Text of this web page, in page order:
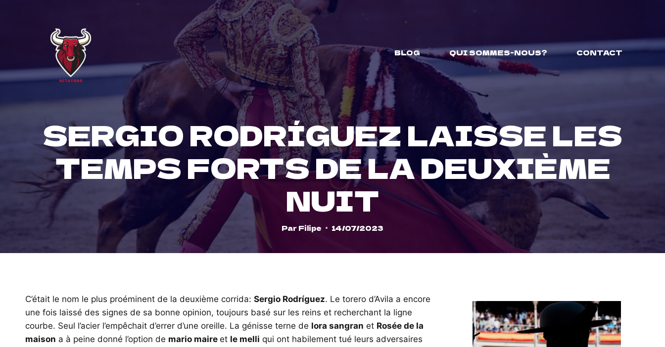
BLOG
QUI SOMMES-NOUS? CONTACT
SERGIO RODRÍGUEZ LAISSE LES
TEMPS FORTS DE LA DEUXIÈME
NUIT
Par Filipe 14/07/2023
C’était le nom le plus proéminent de la deuxième corrida: Sergio Rodríguez. Le torero d’Avila a encore
une fois laissé des signes de sa bonne opinion, toujours basé sur les reins et recherchant la ligne
courbe. Seul l’acier l’empêchait d’errer d’une oreille. La génisse terne de lora sangran et Rosée de la
maison a à peine donné l’option de mario maire et le melli qui ont habilement tué leurs adversaires